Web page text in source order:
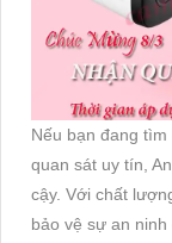
Nếu bạn đang
quan sát uy tín,
cậy. Với chất
bảo vệ sự an